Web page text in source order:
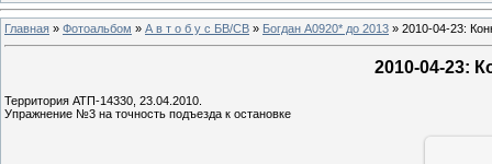
Главная » Фотоальбом » А в т о б у с БВ/СВ » Богдан А0920* до 2013 » 2010-04-23:
2010-04-23:
Территория АТП-14330, 23.04.2010.
Упражнение №3 на точность подъезда к остановке